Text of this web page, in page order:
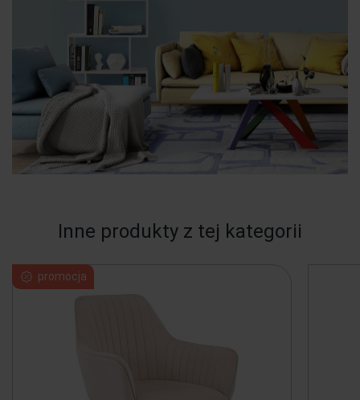
Inne produkty z tej kategorii
promocja